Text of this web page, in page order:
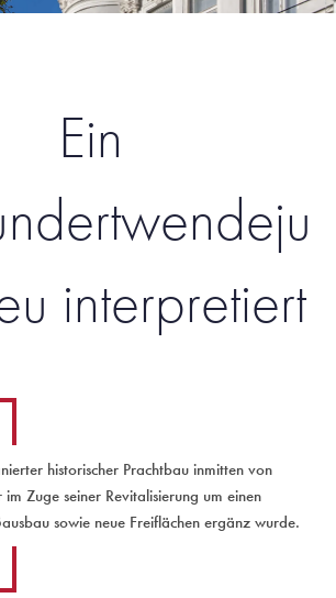
Ein
interpretiert
historischer Prachtbau inmitten von
Zuge seiner Revitalisierung um einen
sowie neue Freiflächen ergänz wurde.